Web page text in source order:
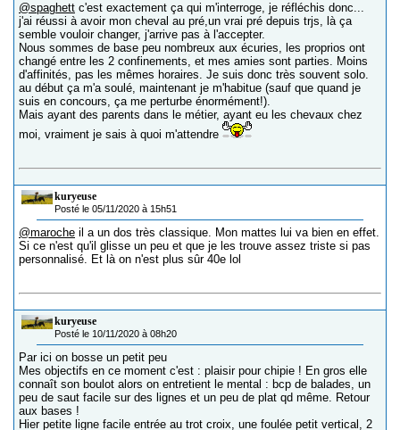
@spaghett c'est exactement ça qui m'interroge, je réfléchis donc...
j'ai réussi à avoir mon cheval au pré,un vrai pré depuis trjs, là ça
semble vouloir changer, j'arrive pas à l'accepter.
Nous sommes de base peu nombreux aux écuries, les proprios ont
changé entre les 2 confinements, et mes amies sont parties. Moins
d'affinités, pas les mêmes horaires. Je suis donc très souvent solo.
au début ça m'a soulé, maintenant je m'habitue (sauf que quand je
suis en concours, ça me perturbe énormément!).
Mais ayant des parents dans le métier, ayant eu les chevaux chez
moi, vraiment je sais à quoi m'attendre
kuryeuse
Posté le 05/11/2020 à 15h51
@maroche il a un dos très classique. Mon mattes lui va bien en effet.
Si ce n'est qu'il glisse un peu et que je les trouve assez triste si pas
personnalisé. Et là on n'est plus sûr 40e lol
kuryeuse
Posté le 10/11/2020 à 08h20
Par ici on bosse un petit peu
Mes objectifs en ce moment c'est : plaisir pour chipie ! En gros elle
connaît son boulot alors on entretient le mental : bcp de balades, un
peu de saut facile sur des lignes et un peu de plat qd même. Retour
aux bases !
Hier petite ligne facile entrée au trot croix, une foulée petit vertical, 2